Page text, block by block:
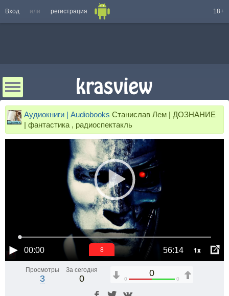
Вход или регистрация 18+
Аудиокниги | Audiobooks Станислав Лем | ДОЗНАНИЕ
| фантастика , радиоспектакль
00:00 56:14 1x
7
Просмотры
3
За сегодня
0
0
0 0